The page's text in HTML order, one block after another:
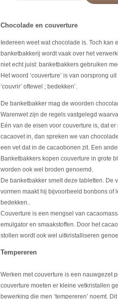
Chocolade en couverture
Iedereen weet wat chocolade is. Toch
banketbakkerij wordt vaak over het
niet echt juist: banketbakkers gebruiken
Het woord ‘couverture’ is van oorsprong
‘couvrir’ oftewel ; bedekken’.
De banketbakker mag de woorden
Warenwet zijn de regels vastgelegd
Eén van de eisen voor couverture is, dat
cacaovet in, dan spreken we van
een vet dat in de cacaobonen zit. Een
Banketbakkers kopen couverture in grote
worden ook wel broden genoemd.
De banketbakker smelt deze tabletten. De
vormen maakt hij bijvoorbeeld bonbons of
bedekken..
Couverture is een mengsel van
emulgator en smaakstoffen. Door het
stollen wordt ook wel uitkristalliseren
Tempereren
Werken met couverture is een nauwgezet
couverture moeten er kleine vetkristallen
bewerking die men ‘tempereren’ noemt.